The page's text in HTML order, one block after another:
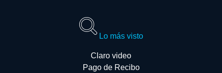
Lo más visto
Claro video
Pago de Recibo